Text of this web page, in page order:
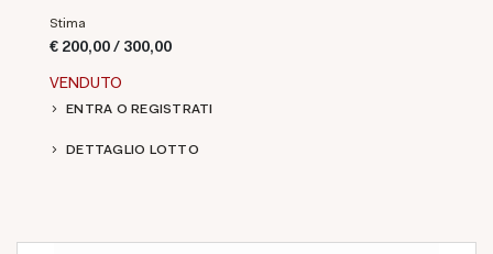
Stima
€ 200,00 / 300,00
VENDUTO
ENTRA O REGISTRATI
DETTAGLIO LOTTO